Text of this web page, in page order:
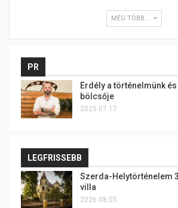
MÉG TÖBB...
PR
Erdély a történelmünk
bölcsője
2025.07.17.
LEGFRISSEBB
Szerda-Helytörténelem
villa
2026.08.05.